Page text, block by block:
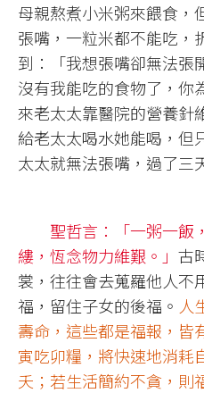
母親熬煮小米粥來餵食，
張嘴，一粒米都不能吃，
到：「我想張嘴卻無法張
沒有我能吃的食物了，你
來老太太靠醫院的營養針
給老太太喝水她能喝，但
太太就無法張嘴，過了三
聖哲言：「一粥一飯
縷，恆念物力維艱。」 古
裳，往往會去蒐羅他人不
福，留住子女的後福。 人
壽命，這些都是福報，皆
寅吃卯糧，將快速地消耗
夭；若生活簡約不貪，則